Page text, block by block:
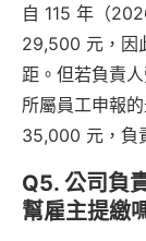
自 115 年（
29,500 元，因
距。但若負責
所屬員工申報
35,000 元，負
Q5. 公司負
幫雇主提繳